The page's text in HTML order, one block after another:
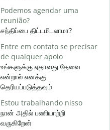
Podemos agendar uma
reunião?
சந்திப்பை திட்டமிடலாமா?
Entre em contato se precisar
de qualquer apoio
உங்களுக்கு ஏதாவது தேவை
என்றால் எனக்கு
தெரியப்படுத்தவும்
Estou trabalhando nisso
நான் அதில் பணியாற்றி
வருகிறேன்